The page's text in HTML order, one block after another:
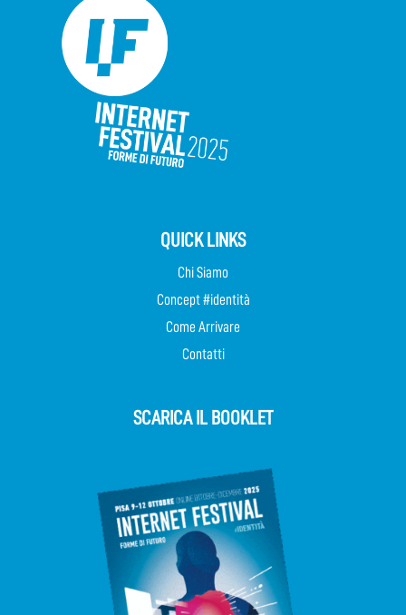
QUICK LINKS
Chi Siamo
Concept #identità
Come Arrivare
Contatti
SCARICA IL BOOKLET